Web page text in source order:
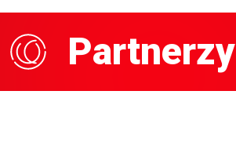
Partnerzy